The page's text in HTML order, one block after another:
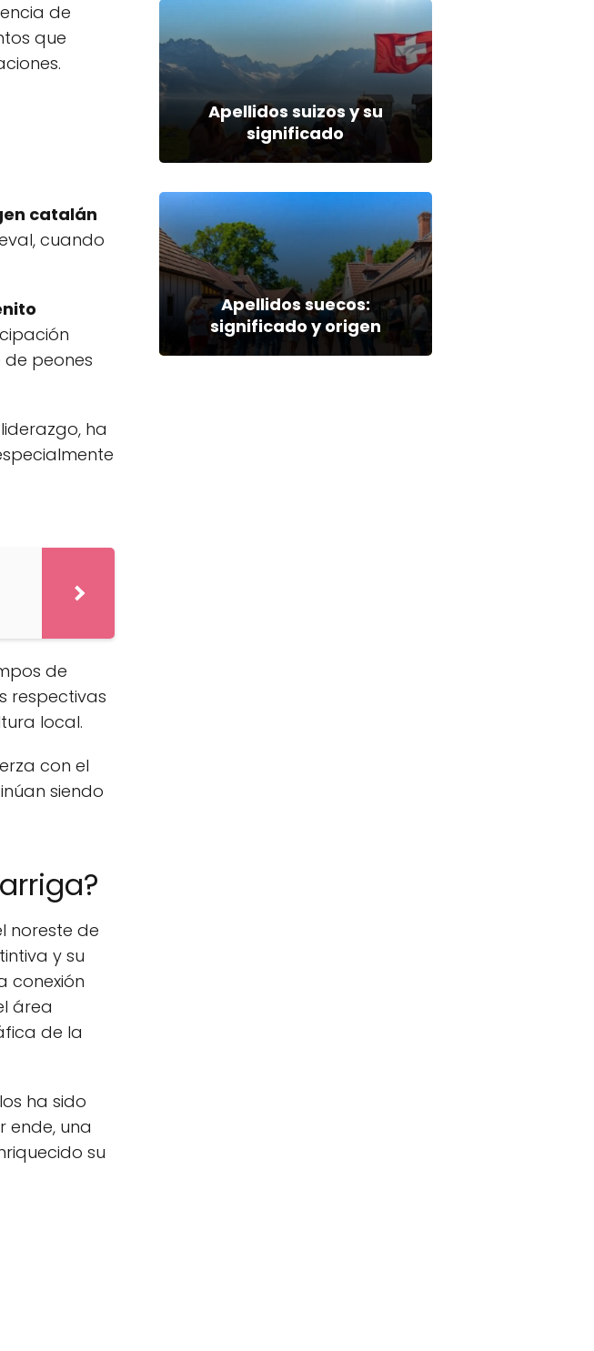
de
que
catalán
cuando
peones
ha
de
respectivas
local.
con el
siendo
noreste de
y su
conexión
área
de la
ha sido
ende, una
su
Apellidos suizos y su
significado
Apellidos suecos:
significado y origen